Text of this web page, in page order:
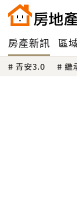
房產新訊 區
青安3.0 繼